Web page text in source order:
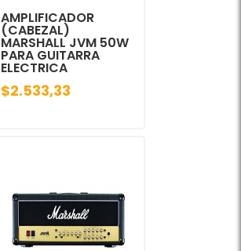
AMPLIFICADOR
(CABEZAL)
MARSHALL JVM 50W
PARA GUITARRA
ELECTRICA
$2.533,33